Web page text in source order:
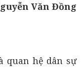
Văn Đồng
quan hệ dân sự